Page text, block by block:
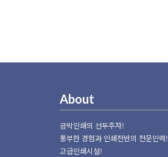
About
금박인쇄의 선두주자!
풍부한 경험과 인쇄전반의 전문인력!
고급인쇄시설!